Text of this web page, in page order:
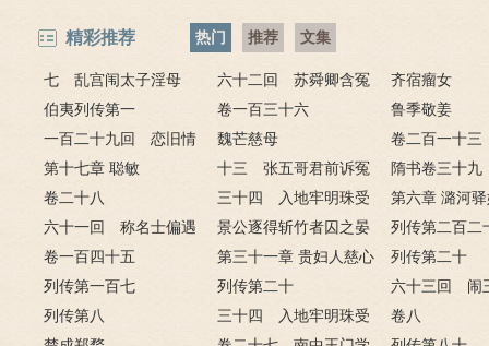
精彩推荐 热门 推荐 文集
七 乱宫闱太子淫母
妃 宴仲秋康熙祭上苍
六十二回 苏舜卿含冤
归太虚 刘墨林暴怒斥禽
兽
齐宿瘤女
伯夷列传第一
卷一百三十六
鲁季敬姜
一百二十九回 恋旧情
雍正幸引娣 慰小妾允祉
违圣旨
魏芒慈母
卷二百一十三
第十七章 聪敏
十三 张五哥君前诉冤
情 十三爷府邸赏亲兵
隋书卷三十
第四
卷二十八
三十四 入地牢明珠受
酷刑 抗权贵刘华报君
恩
第六章 潞河
戏 瞒真情巧
六十一回 称名士偏遇
大方家 探情人又见死对
头
景公逐得斩竹者囚之晏
子谏第三
列传第二百二
下
卷一百四十五
第三十一章 贵妇人慈心
悯沉沦 帝乾隆雷雨理国
政
列传第二十
淮之王韶之荀
列传第一百七 列传第二十
六十三回 闹
敢撒野 演阵
列传第八
三十四 入地牢明珠受
卷八